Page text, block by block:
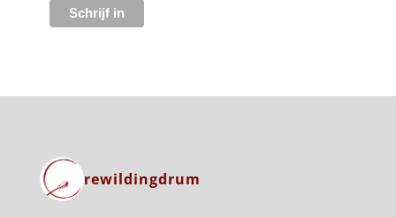
rewildingdrum